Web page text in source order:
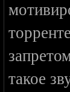
такое